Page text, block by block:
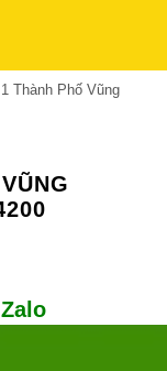
Thành Phố Vũng
Zalo